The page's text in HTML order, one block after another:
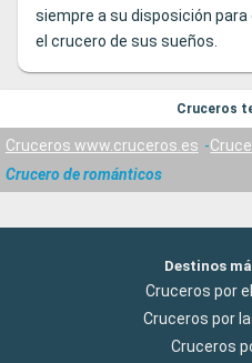
siempre a su disposición
el crucero de sus sueños.
Cruceros
Cruceros www.cruceros.es
Crucero de románticos
Destinos
Cruceros por
Cruceros por
Cruceros